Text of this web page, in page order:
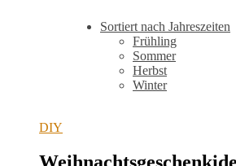
Sortiert nach Jahreszeiten
Frühling
Sommer
Herbst
Winter
DIY